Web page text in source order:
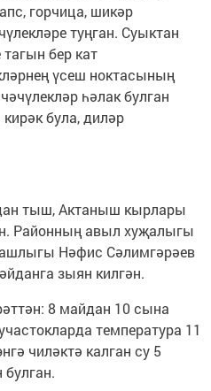
горчица, шикәр
туңган. Суыктан
бер кат
үсеш ноктасының
һәлак булган
була, диләр
тыш, Актаныш кырлары
Районның авыл хуҗалыгы
Нәфис Сәлимгәрәев
зыян килгән.
8 майдан 10 сына
температура 11
чиләктә калган су 5